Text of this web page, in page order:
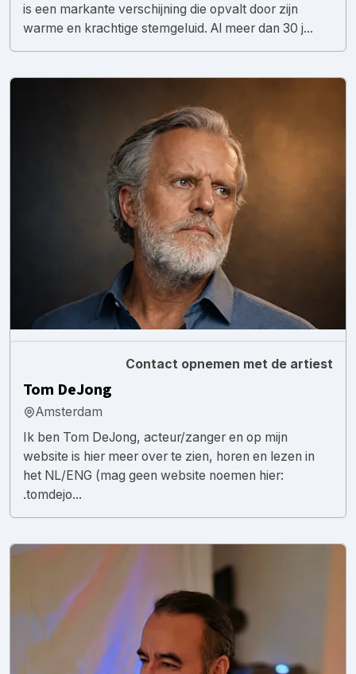
is een markante verschijning die opvalt door zijn
warme en krachtige stemgeluid. Al meer dan 30 j...
Contact opnemen met de artiest
Tom DeJong
Amsterdam
Ik ben Tom DeJong, acteur/zanger en op mijn
website is hier meer over te zien, horen en lezen in
het NL/ENG (mag geen website noemen hier:
.tomdejo...